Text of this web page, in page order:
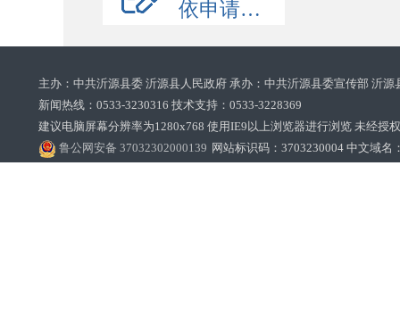
依申请公开
主办：中共沂源县委 沂源县人民政府 承办：中共沂源县委宣传部 沂
新闻热线：0533-3230316 技术支持：0533-3228369‌‌
建议电脑屏幕分辨率为1280x768 使用IE9以上浏览器进行浏览 未经授
鲁公网安备 37032302000139 网站标识码：3703230004 中文域名